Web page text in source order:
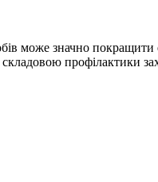
може значно покращити
профілактики